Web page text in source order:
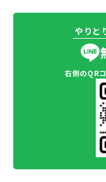
やりと
右側のQR